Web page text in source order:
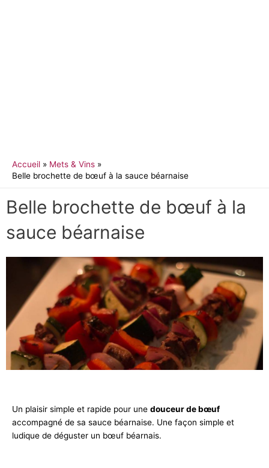
Accueil
Mets & Vins
Belle brochette de bœuf à la sauce béarnaise
Belle brochette de bœuf à la
sauce béarnaise
Un plaisir simple et rapide pour une douceur de bœuf
accompagné de sa sauce béarnaise. Une façon simple et
ludique de déguster un bœuf béarnais.